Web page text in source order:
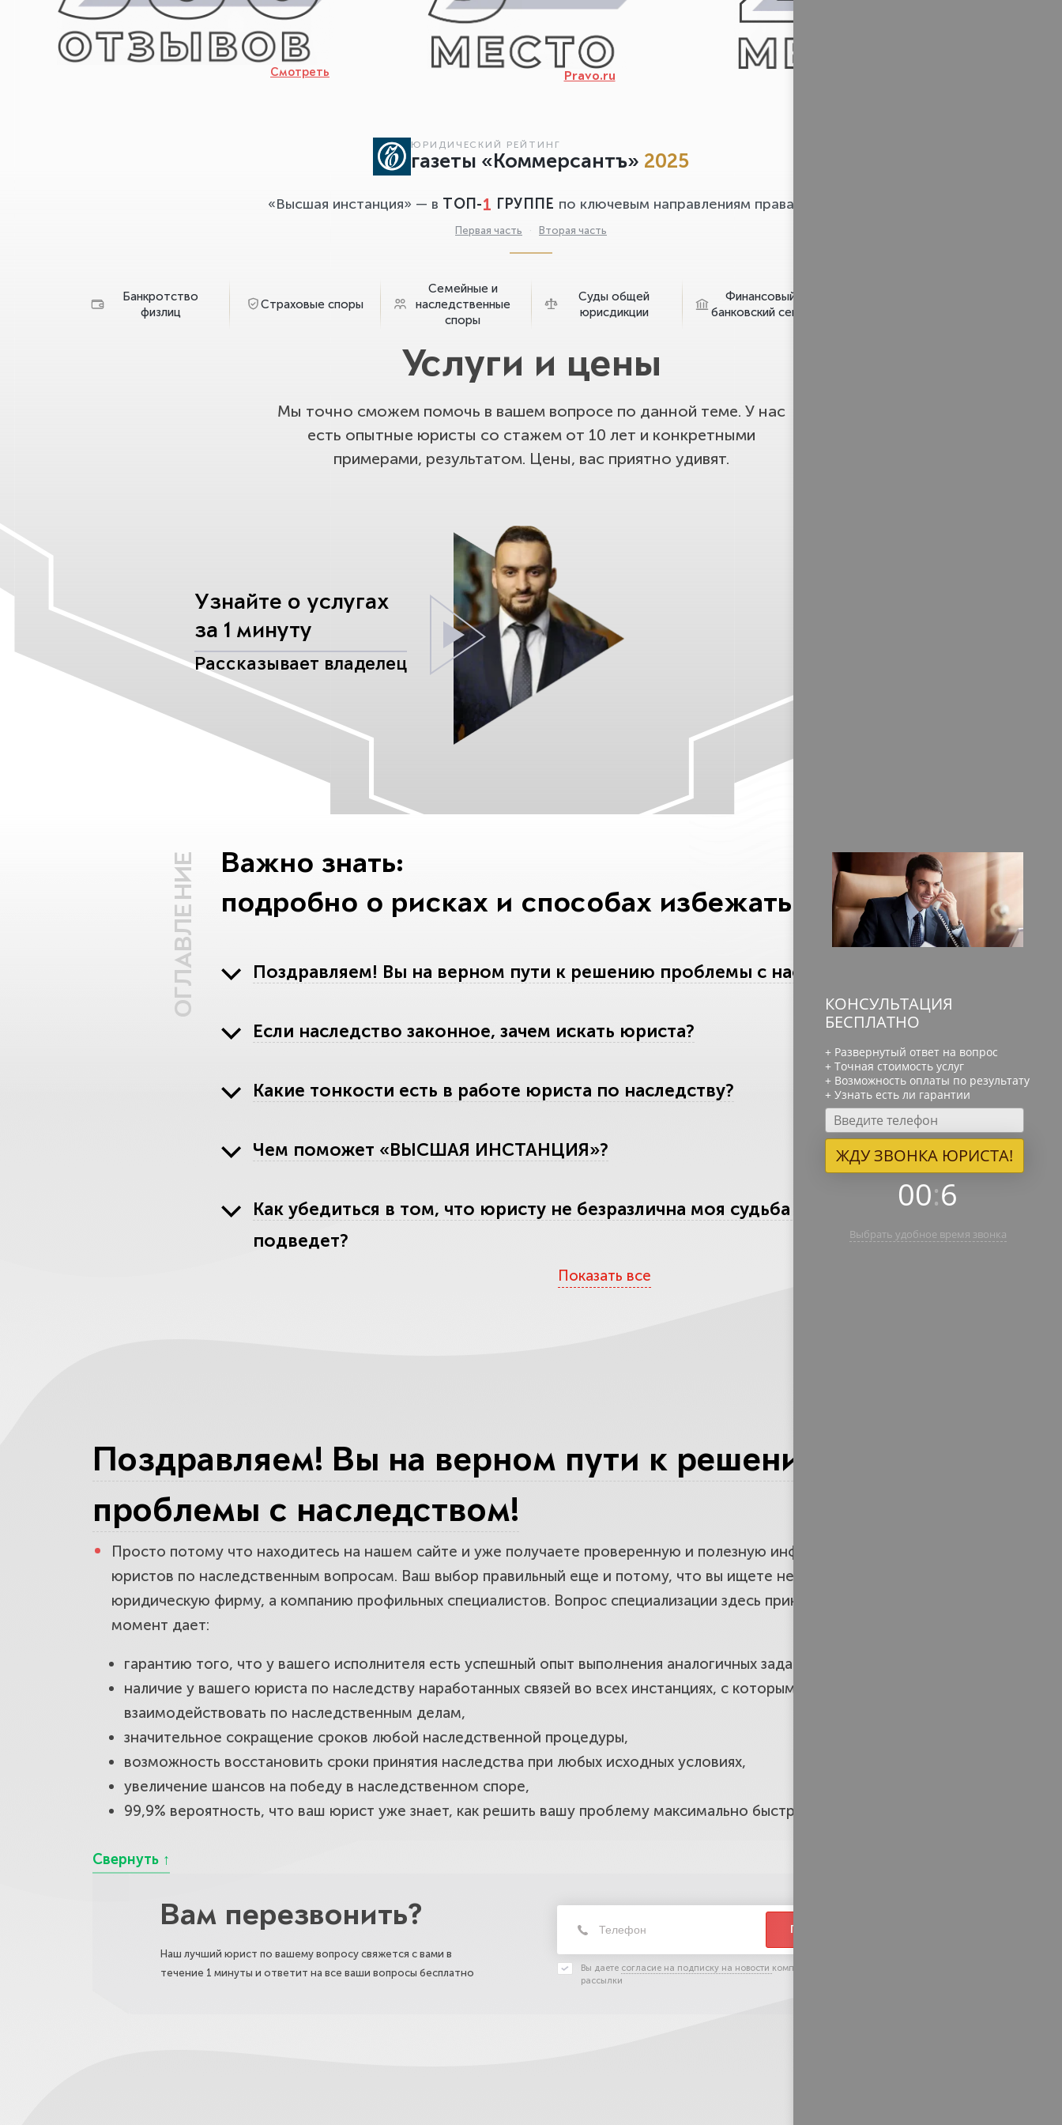
Смотреть Pravo.ru
ЮРИДИЧЕСКИЙ РЕЙТИНГ
газеты «Коммерсантъ» 2025
«Высшая инстанция» — в ТОП-1 ГРУППЕ по ключевым направлениям права
Первая часть · Вторая часть
Банкротство
физлиц
Страховые споры
Семейные и
наследственные
споры
Суды общей
юрисдикции
Финансовый и
банковский сектор
Услуги и цены
Мы точно сможем помочь в вашем вопросе по данной теме. У нас
есть опытные юристы со стажем от 10 лет и конкретными
примерами, результатом. Цены, вас приятно удивят.
Узнайте о услугах
за 1 минуту
Рассказывает владелец
ОГЛАВЛЕНИЕ
Важно знать:
подробно о рисках и способах избежать их
Поздравляем! Вы на верном пути к решению проблемы с наследством!
Если наследство законное, зачем искать юриста?
Какие тонкости есть в работе юриста по наследству?
Чем поможет «ВЫСШАЯ ИНСТАНЦИЯ»?
Как убедиться в том, что юристу не безразлична моя судьба и что он не
подведет?
Какие юристы вас обокрадут
На что обратить внимание при выборе юридической фирмы?
Показать все
Поздравляем! Вы на верном пути к решению
проблемы с наследством!
Просто потому что находитесь на нашем сайте и уже получаете проверенную и полезную информацию об услугах
юристов по наследственным вопросам. Ваш выбор правильный еще и потому, что вы ищете не ближайшую к дому
юридическую фирму, а компанию профильных специалистов. Вопрос специализации здесь принципиален, так как этот
момент дает:
гарантию того, что у вашего исполнителя есть успешный опыт выполнения аналогичных задач,
наличие у вашего юриста по наследству наработанных связей во всех инстанциях, с которыми необходимо
взаимодействовать по наследственным делам,
значительное сокращение сроков любой наследственной процедуры,
возможность восстановить сроки принятия наследства при любых исходных условиях,
увеличение шансов на победу в наследственном споре,
99,9% вероятность, что ваш юрист уже знает, как решить вашу проблему максимально быстро.
Вам перезвонить?
Наш лучший юрист по вашему вопросу свяжется с вами в
течение 1 минуты и ответит на все ваши вопросы бесплатно
ПЕРЕЗВОНИТЕ
Вы даете согласие на подписку на новости компании и тематические
рассылки
КОНСУЛЬТАЦИЯ
БЕСПЛАТНО
+ Развернутый ответ на вопрос
+ Точная стоимость услуг
+ Возможность оплаты по результату
+ Узнать есть ли гарантии
ЖДУ ЗВОНКА ЮРИСТА!
00:6
Выбрать удобное время звонка